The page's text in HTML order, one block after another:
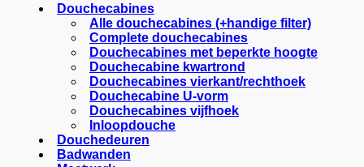
Douchecabines
Alle douchecabines (+handige filter)
Complete douchecabines
Douchecabines met beperkte hoogte
Douchecabine kwartrond
Douchecabines vierkant/rechthoek
Douchecabine U-vorm
Douchecabines vijfhoek
Inloopdouche
Douchedeuren
Badwanden